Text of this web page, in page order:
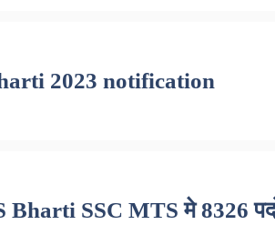
2023 notification
Bharti SSC MTS मे 8326